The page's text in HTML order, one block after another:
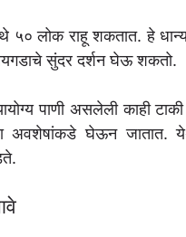
५० लोक राहू शकतात. हे
सुंदर दर्शन घेऊ शकतो.
पाणी असलेली काही
अवशेषांकडे घेऊन